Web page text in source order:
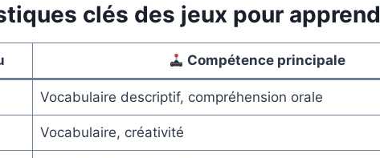
clés des jeux pour
Compétence principale
Vocabulaire descriptif, compréhension orale
Vocabulaire, créativité